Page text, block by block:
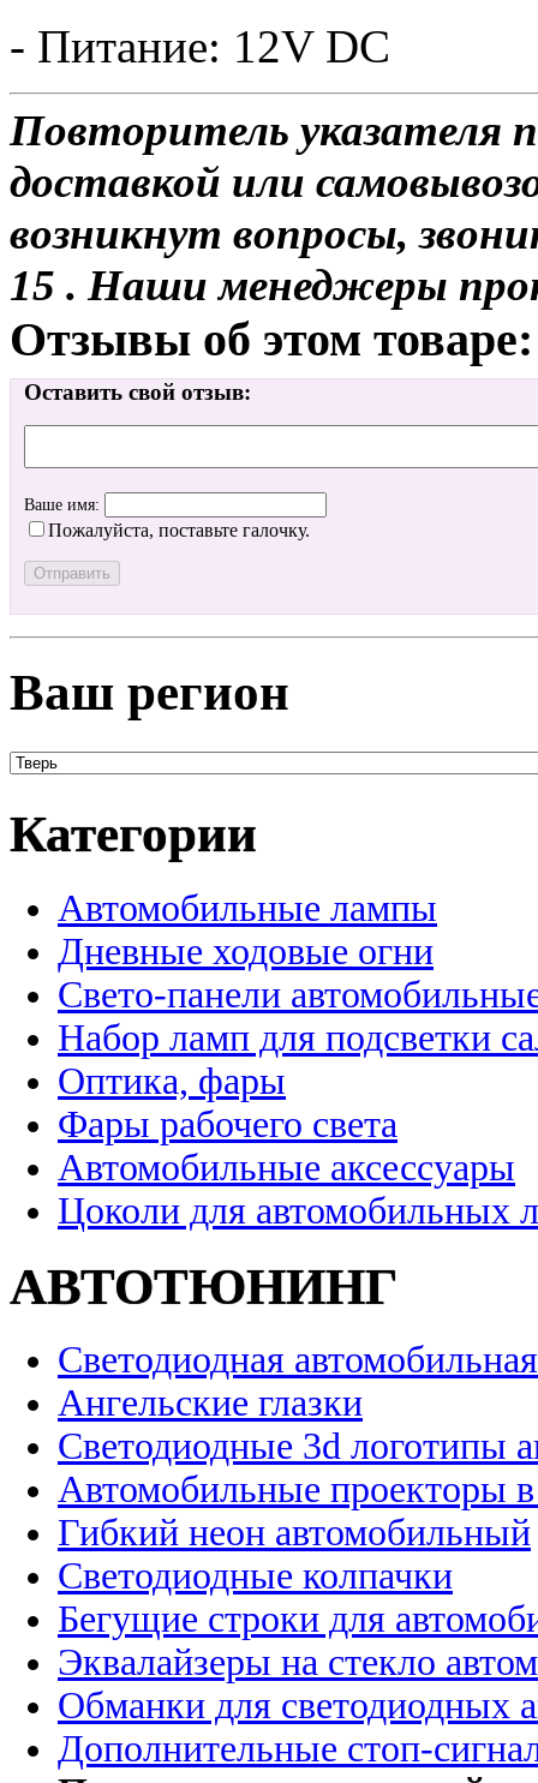
- Питание: 12V DC
Повторитель указателя
доставкой или
возникнут вопросы,
15 . Наши менеджеры
Отзывы об этом товаре:
Оставить свой отзыв:
Ваше имя:
Пожалуйста, поставьте галочку.
Ваш регион
Категории
Автомобильные лампы
Дневные ходовые огни
Свето-панели
Набор ламп для подсветки
Оптика, фары
Фары рабочего света
Автомобильные аксессуары
Цоколи для автомобильных
АВТОТЮНИНГ
Светодиодная
Ангельские глазки
Светодиодные 3d логотипы
Автомобильные проекторы
Гибкий неон автомобильный
Светодиодные колпачки
Бегущие строки для
Эквалайзеры на стекло
Обманки для светодиодных
Дополнительные стоп-